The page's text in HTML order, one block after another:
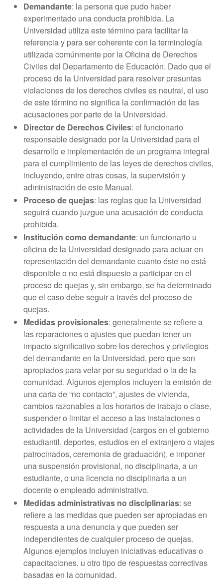
Demandante: la persona que pudo haber
experimentado una conducta prohibida. La
Universidad utiliza este término para facilitar la
referencia y para ser coherente con la terminología
utilizada comúnmente por la Oficina de Derechos
Civiles del Departamento de Educación. Dado que el
proceso de la Universidad para resolver presuntas
violaciones de los derechos civiles es neutral, el uso
de este término no significa la confirmación de las
acusaciones por parte de la Universidad.
Director de Derechos Civiles: el funcionario
responsable designado por la Universidad para el
desarrollo e implementación de un programa integral
para el cumplimiento de las leyes de derechos civiles,
incluyendo, entre otras cosas, la supervisión y
administración de este Manual.
Proceso de quejas: las reglas que la Universidad
seguirá cuando juzgue una acusación de conducta
prohibida.
Institución como demandante: un funcionario u
oficina de la Universidad designado para actuar en
representación del demandante cuanto éste no está
disponible o no está dispuesto a participar en el
proceso de quejas y, sin embargo, se ha determinado
que el caso debe seguir a través del proceso de
quejas.
Medidas provisionales: generalmente se refiere a
las reparaciones o ajustes que puedan tener un
impacto significativo sobre los derechos y privilegios
del demandante en la Universidad, pero que son
apropiados para velar por su seguridad o la de la
comunidad. Algunos ejemplos incluyen la emisión de
una carta de “no contacto”, ajustes de vivienda,
cambios razonables a los horarios de trabajo o clase,
suspender o limitar el acceso a las instalaciones o
actividades de la Universidad (cargos en el gobierno
estudiantil, deportes, estudios en el extranjero o viajes
patrocinados, ceremonia de graduación), e imponer
una suspensión provisional, no disciplinaria, a un
estudiante, o una licencia no disciplinaria a un
docente o empleado administrativo.
Medidas administrativas no disciplinarias: se
refiere a las medidas que pueden ser apropiadas en
respuesta a una denuncia y que pueden ser
independientes de cualquier proceso de quejas.
Algunos ejemplos incluyen iniciativas educativas o
capacitaciones, u otro tipo de respuestas correctivas
basadas en la comunidad.